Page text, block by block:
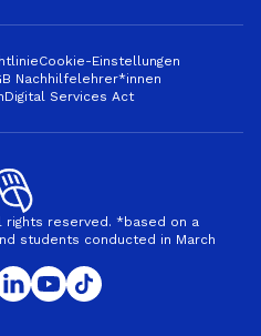
Cookie-Einstellungen
Nachhilfelehrer*innen
Digital Services Act
rights reserved. *based on a
students conducted in March